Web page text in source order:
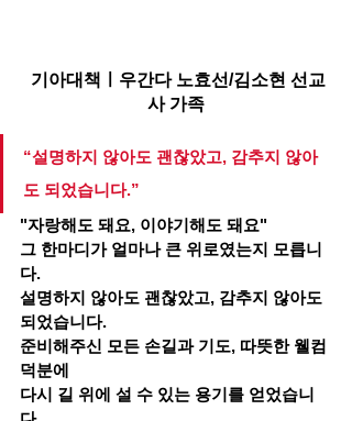
기아대책ㅣ우간다 노효선/김소현 선교
사 가족
“설명하지 않아도 괜찮았고, 감추지 않아
도 되었습니다.”
"자랑해도 돼요, 이야기해도 돼요"
그 한마디가 얼마나 큰 위로였는지 모릅니
다.
설명하지 않아도 괜찮았고, 감추지 않아도
되었습니다.
준비해주신 모든 손길과 기도, 따뜻한 웰컴
덕분에
다시 길 위에 설 수 있는 용기를 얻었습니